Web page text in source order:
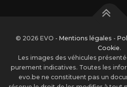
© 2026 EVO - Mentions légales -
Cookie.
Les images des véhicules
purement indicatives. Toutes les
evo.be ne constituent pas un